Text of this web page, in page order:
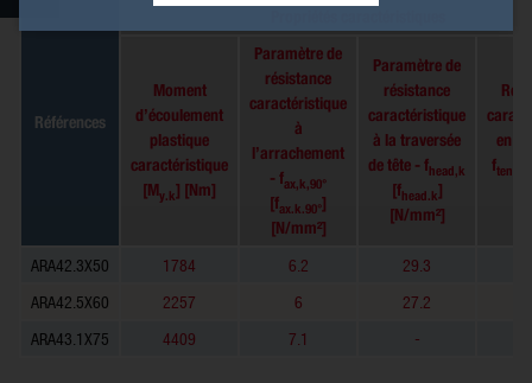
Références
Moment
d’écoulement
plastique
caractéristique
[My.k] [Nm]
Paramètre de
résistance
caractéristique
à
l’arrachement
- fax,k,90°
[fax.k.90°]
[N/mm²]
Paramètre de
résistance
caractéristique
à la traversée
de tête - fhead,k
[fhead.k]
[N/mm²]
en
ftens,k
ARA42.3X50 1784 6.2 29.3
ARA42.5X60
2257 6 27.2
ARA43.1X75
4409 7.1 -